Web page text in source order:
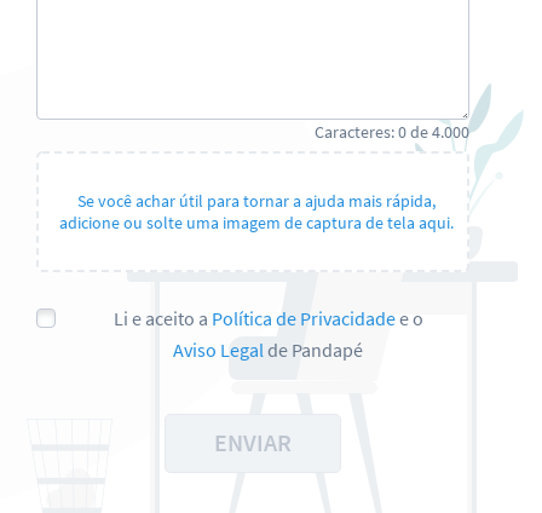
Caracteres:0de4.000
Se você achar útil para tornar a ajuda mais rápida,
adicione ou solte uma imagem de captura de tela aqui.
Li e aceito a Política de Privacidadee o
Aviso Legalde Pandapé
ENVIAR